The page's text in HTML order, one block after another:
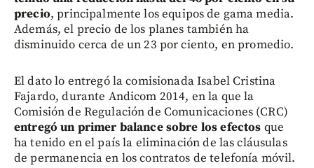
precio, principalmente los equipos de gama media.
Además, el precio de los planes también ha
disminuido cerca de un 23 por ciento, en promedio.
El dato lo entregó la comisionada Isabel Cristina
Fajardo, durante Andicom 2014, en la que la
Comisión de Regulación de Comunicaciones (CRC)
entregó un primer balance sobre los efectos que
ha tenido en el país la eliminación de las cláusulas
de permanencia en los contratos de telefonía móvil.